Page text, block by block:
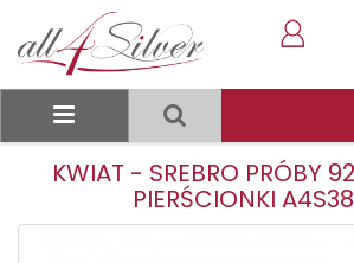
KWIAT - SREBRO PRÓBY
PIERŚCIONKI